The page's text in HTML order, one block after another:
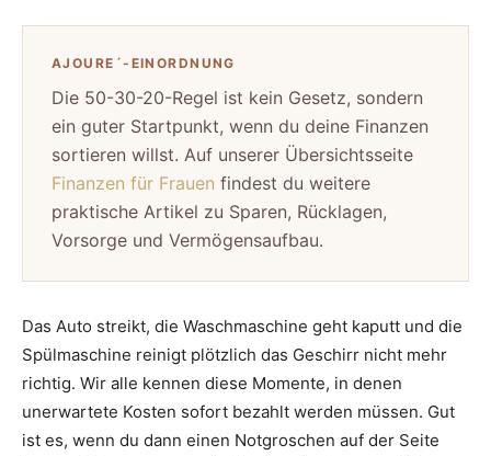
AJOURE´-EINORDNUNG
Die 50-30-20-Regel ist kein Gesetz, sondern
ein guter Startpunkt, wenn du deine Finanzen
sortieren willst. Auf unserer Übersichtsseite
Finanzen für Frauen findest du weitere
praktische Artikel zu Sparen, Rücklagen,
Vorsorge und Vermögensaufbau.
Das Auto streikt, die Waschmaschine geht kaputt und die
Spülmaschine reinigt plötzlich das Geschirr nicht mehr
richtig. Wir alle kennen diese Momente, in denen
unerwartete Kosten sofort bezahlt werden müssen. Gut
ist es, wenn du dann einen Notgroschen auf der Seite